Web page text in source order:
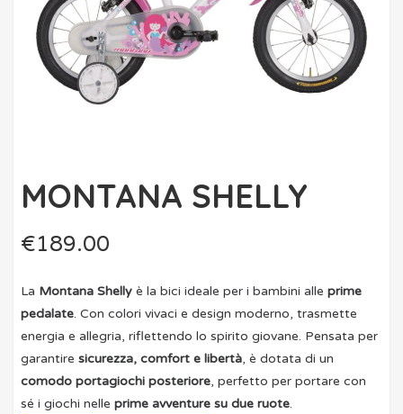
MONTANA SHELLY
€189.00
La Montana Shelly è la bici ideale per i bambini alleprime
pedalate. Concolori vivaci edesign moderno, trasmette
energia e allegria, riflettendo lo spirito giovane. Pensata per
garantiresicurezza, comfort e libertà, è dotata di un
comodo portagiochi posteriore, perfetto per portare con
sé i giochi nelleprime avventure su due ruote.